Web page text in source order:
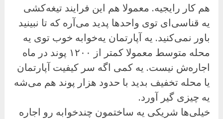
هم کار رایجیه. معمولا هم این فرایند تیغه‌کشی
یه قناسی‌ای توی واحدها پدید می‌آره که تا نبینید
باور نمی‌کنید. یه آپارتمان یه‌خوابه خوب توی یه
محله متوسط معمولا کمتر از ۱۲۰۰ پوند در ماه
اجاره‌ش نیست. یه کمی اگه سر کیفیت آپارتمان
یا محله تخفیف بدید با حدود هزار پوند هم می‌شه
یه چیزی گیر آورد.
خیلی‌ها شریکی یه ساختمون چند‌خوابه رو اجاره